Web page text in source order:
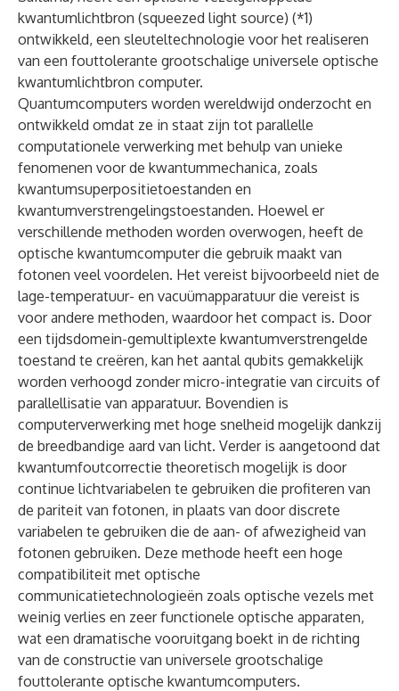
kwantumlichtbron (squeezed light source) (*1)
ontwikkeld, een sleuteltechnologie voor het realiseren
van een fouttolerante grootschalige universele optische
kwantumlichtbron computer.
Quantumcomputers worden wereldwijd onderzocht en
ontwikkeld omdat ze in staat zijn tot parallelle
computationele verwerking met behulp van unieke
fenomenen voor de kwantummechanica, zoals
kwantumsuperpositietoestanden en
kwantumverstrengelingstoestanden. Hoewel er
verschillende methoden worden overwogen, heeft de
optische kwantumcomputer die gebruik maakt van
fotonen veel voordelen. Het vereist bijvoorbeeld niet de
lage-temperatuur- en vacuümapparatuur die vereist is
voor andere methoden, waardoor het compact is. Door
een tijdsdomein-gemultiplexte kwantumverstrengelde
toestand te creëren, kan het aantal qubits gemakkelijk
worden verhoogd zonder micro-integratie van circuits of
parallellisatie van apparatuur. Bovendien is
computerverwerking met hoge snelheid mogelijk dankzij
de breedbandige aard van licht. Verder is aangetoond dat
kwantumfoutcorrectie theoretisch mogelijk is door
continue lichtvariabelen te gebruiken die profiteren van
de pariteit van fotonen, in plaats van door discrete
variabelen te gebruiken die de aan- of afwezigheid van
fotonen gebruiken. Deze methode heeft een hoge
compatibiliteit met optische
communicatietechnologieën zoals optische vezels met
weinig verlies en zeer functionele optische apparaten,
wat een dramatische vooruitgang boekt in de richting
van de constructie van universele grootschalige
fouttolerante optische kwantumcomputers.